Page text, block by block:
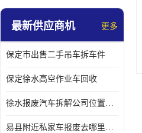
挖掘机拆车件
最新供应商机 更多
保定市出售二手吊车拆车件
保定徐水高空作业车回收
徐水报废汽车拆解公司位置，出售二手拆车件发动机
易县附近私家车报废去哪里，咨询车辆销户流程电话